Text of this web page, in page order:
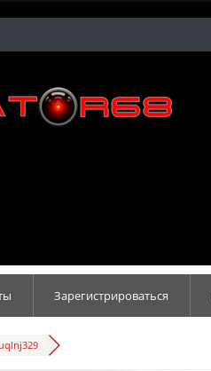
Зарегистрироваться